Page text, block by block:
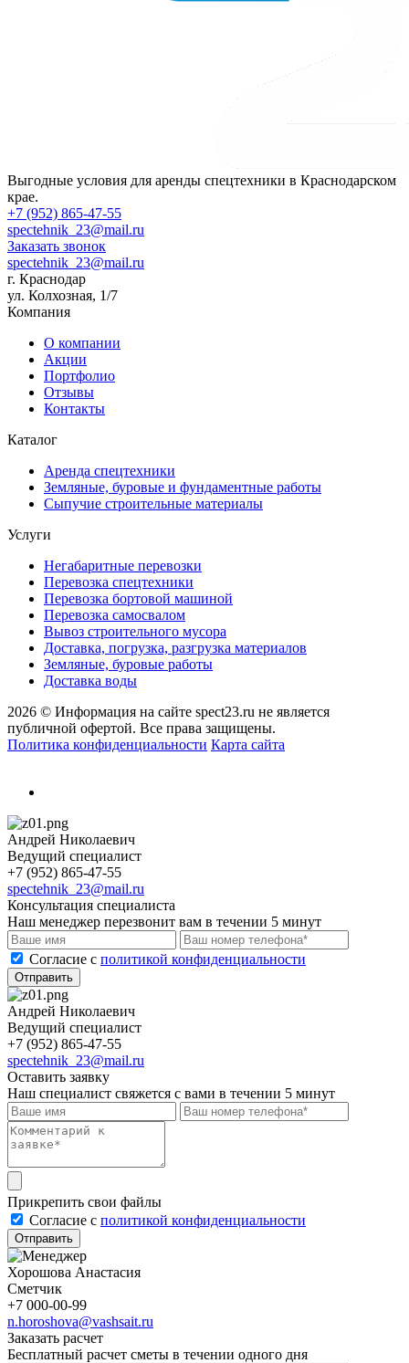
Выгодные условия для аренды спецтехники в Краснодарском
крае.
+7 (952) 865-47-55
spectehnik_23@mail.ru
Заказать звонок
spectehnik_23@mail.ru
г. Краснодар
ул. Колхозная, 1/7
Компания
О компании
Акции
Портфолио
Отзывы
Контакты
Каталог
Аренда спецтехники
Земляные, буровые и фундаментные работы
Сыпучие строительные материалы
Услуги
Негабаритные перевозки
Перевозка спецтехники
Перевозка бортовой машиной
Перевозка самосвалом
Вывоз строительного мусора
Доставка, погрузка, разгрузка материалов
Земляные, буровые работы
Доставка воды
2026 © Информация на сайте spect23.ru не является
публичной офертой. Все права защищены.
Политика конфиденциальности Карта сайта
Андрей Николаевич
Ведущий специалист
+7 (952) 865-47-55
spectehnik_23@mail.ru
Консультация специалиста
Наш менеджер перезвонит вам в течении 5 минут
Cогласие с политикой конфиденциальности
Отправить
Андрей Николаевич
Ведущий специалист
+7 (952) 865-47-55
spectehnik_23@mail.ru
Оставить заявку
Наш специалист свяжется с вами в течении 5 минут
Прикрепить свои файлы
Cогласие с политикой конфиденциальности
Отправить
Хорошова Анастасия
Сметчик
+7 000-00-99
n.horoshova@vashsait.ru
Заказать расчет
Бесплатный расчет сметы в течении одного дня